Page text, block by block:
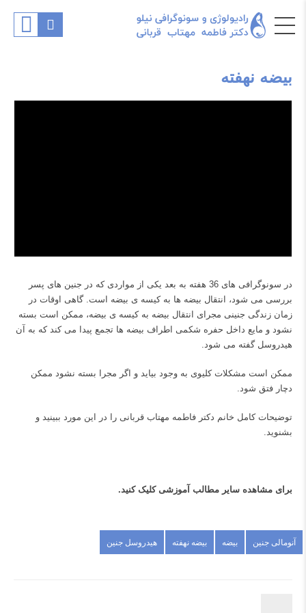
بیضه نهفته
در سونوگرافی های 36 هفته به بعد یکی از مواردی که در جنین های پسر
بررسی می شود، انتقال بیضه ها به کیسه ی بیضه است. گاهی اوقات در
زمان زندگی جنینی مجرای انتقال بیضه به کیسه ی بیضه، ممکن است بسته
نشود و مایع داخل حفره شکمی اطراف بیضه ها تجمع پیدا می کند که به آن
هیدروسل گفته می شود.
ممکن است مشکلات کلیوی به وجود بیاید و اگر مجرا بسته نشود ممکن
دچار فتق شود.
توضیحات کامل خانم دکتر فاطمه مهتاب قربانی را در این مورد ببینید و
بشنوید.
برای مشاهده سایر مطالب آموزشیکلیک کنید.
آنومالی جنین بیضه بیضه نهفته هیدروسل جنین